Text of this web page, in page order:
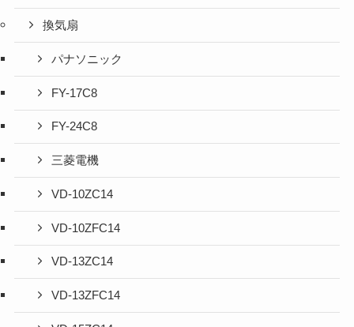
換気扇
パナソニック
FY-17C8
FY-24C8
三菱電機
VD-10ZC14
VD-10ZFC14
VD-13ZC14
VD-13ZFC14